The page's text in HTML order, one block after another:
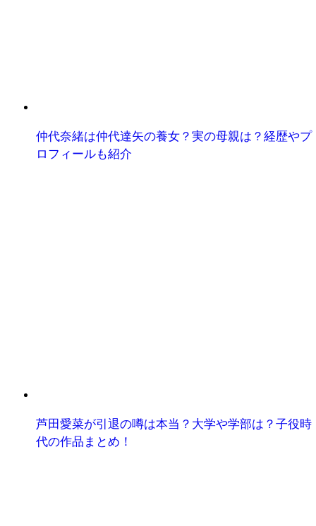
仲代奈緒は仲代達矢の養女？実の母親は？経歴やプ
ロフィールも紹介
芦田愛菜が引退の噂は本当？大学や学部は？子役時
代の作品まとめ！